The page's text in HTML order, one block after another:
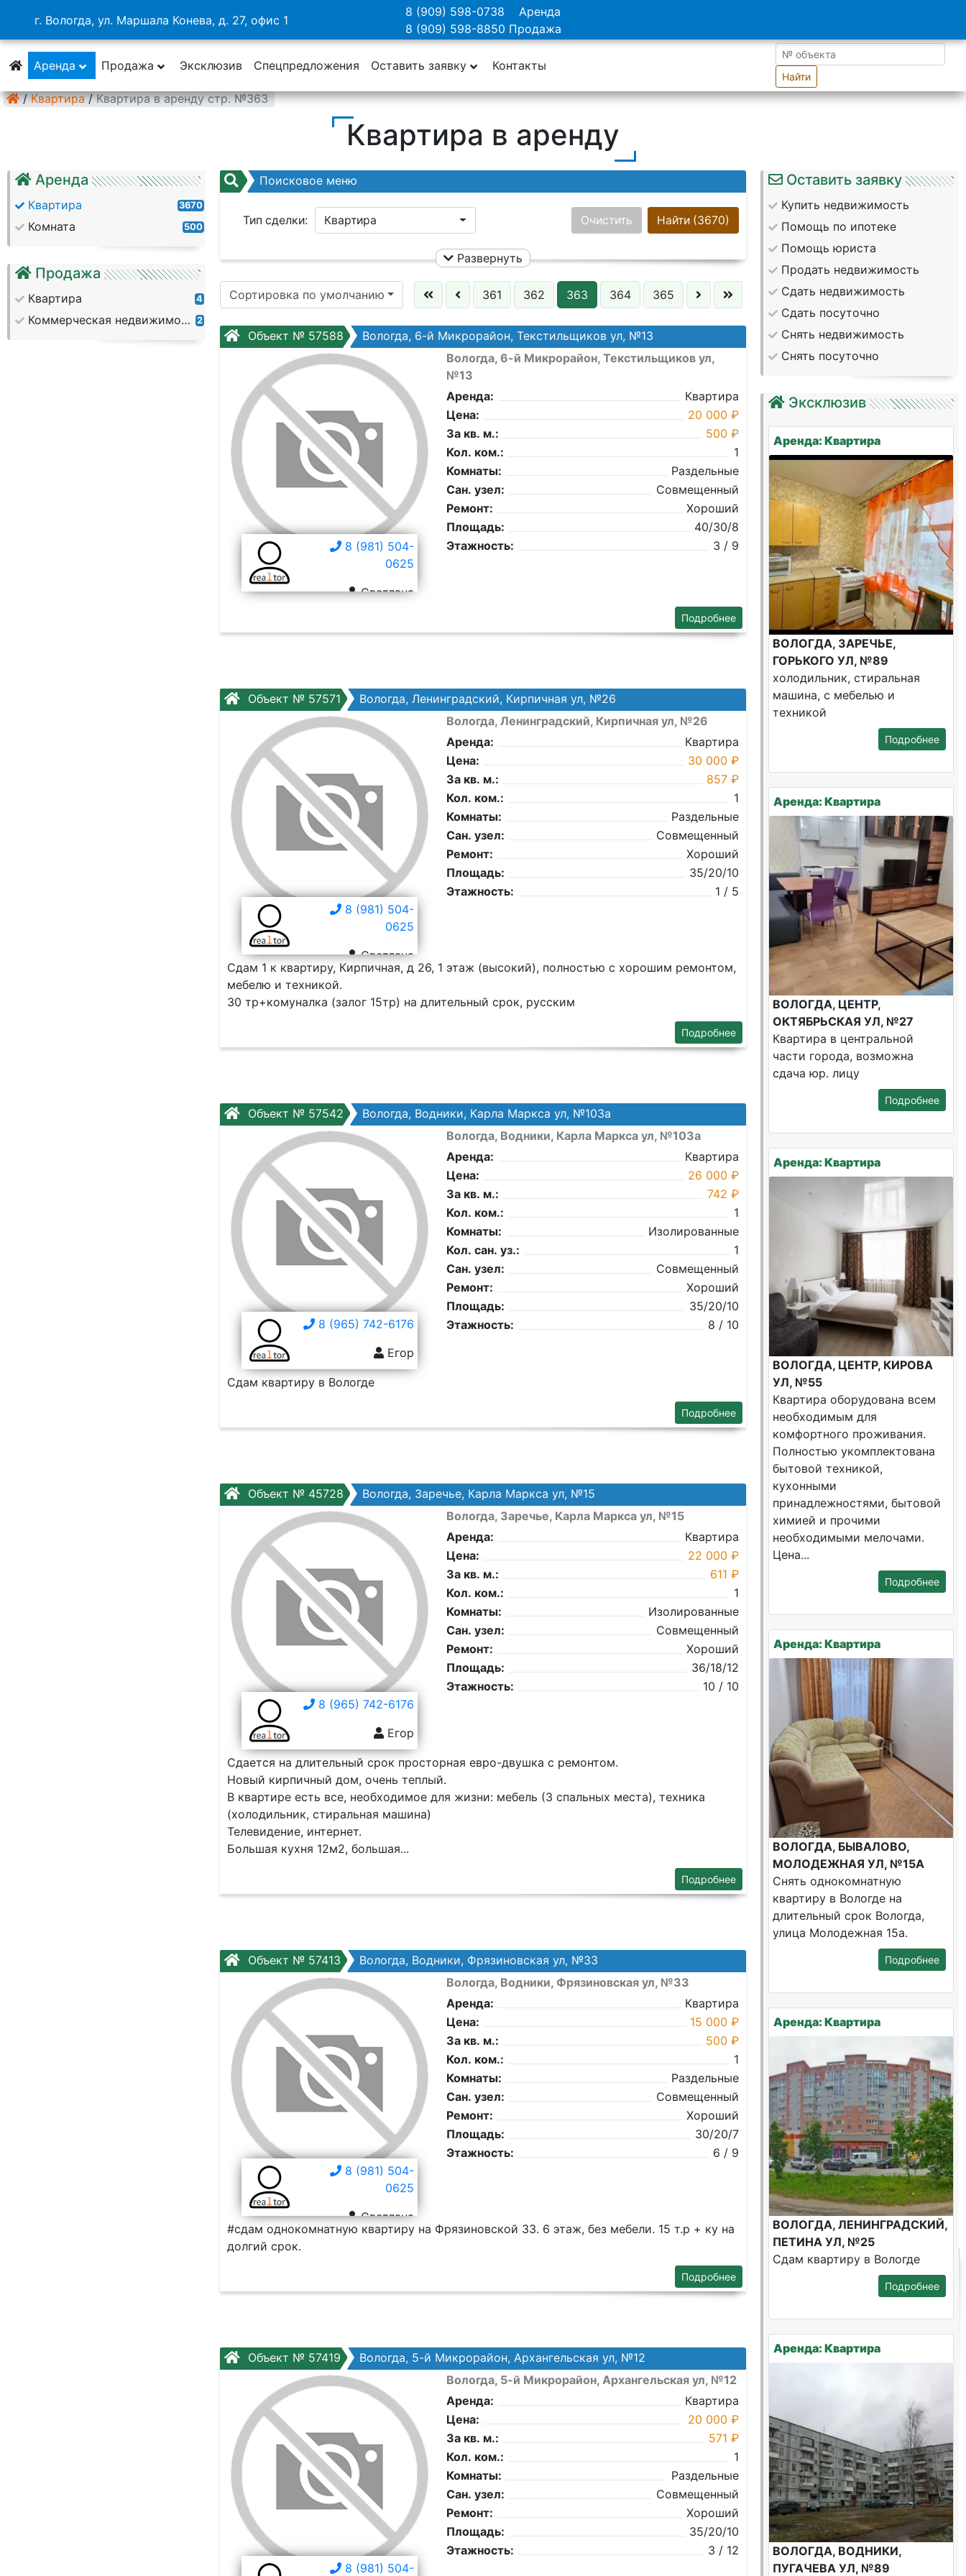
г. Вологда, ул. Маршала Конева, д. 27, офис 1
8 (909) 598-0738 Аренда
8 (909) 598-8850 Продажа
Аренда Продажа Эксклюзив Спецпредложения Оставить заявку Контакты
Найти
/ Квартира / Квартира в аренду стр. №363
Квартира в аренду
Аренда
Квартира 3670
Комната 500
Продажа
Квартира 4
Коммерческая недвижимость 2
Поисковое меню
Тип сделки: Квартира Найти (3670)
Очистить
Район: Ничего не выбрано Цена:
Кол. комнат: Этаж:
Слово:
Развернуть
Сортировка по умолчанию 361 362 363 364 365
Объект № 57588 Вологда, 6-й Микрорайон, Текстильщиков ул, №13
8 (981) 504-
0625
Светлана
Вологда, 6-й Микрорайон, Текстильщиков ул,
№13
Аренда:
Квартира
Цена:
20 000 ₽
За кв. м.:
500 ₽
Кол. ком.:
1
Комнаты:
Раздельные
Сан. узел:
Совмещенный
Ремонт:
Хороший
Площадь:
40/30/8
Этажность:
3 / 9
Подробнее
Объект № 57571 Вологда, Ленинградский, Кирпичная ул, №26
8 (981) 504-
0625
Светлана
Вологда, Ленинградский, Кирпичная ул, №26
Аренда:
Квартира
Цена:
30 000 ₽
За кв. м.:
857 ₽
Кол. ком.:
1
Комнаты:
Раздельные
Сан. узел:
Совмещенный
Ремонт:
Хороший
Площадь:
35/20/10
Этажность:
1 / 5
Сдам 1 к квартиру, Кирпичная, д 26, 1 этаж (высокий), полностью с хорошим ремонтом,
мебелю и техникой.
30 тр+комуналка (залог 15тр) на длительный срок, русским
Подробнее
Объект № 57542 Вологда, Водники, Карла Маркса ул, №103а
8 (965) 742-6176
Егор
Вологда, Водники, Карла Маркса ул, №103а
Аренда:
Квартира
Цена:
26 000 ₽
За кв. м.:
742 ₽
Кол. ком.:
1
Комнаты:
Изолированные
Кол. сан. уз.:
1
Сан. узел:
Совмещенный
Ремонт:
Хороший
Площадь:
35/20/10
Этажность:
8 / 10
Сдам квартиру в Вологде
Подробнее
Объект № 45728 Вологда, Заречье, Карла Маркса ул, №15
8 (965) 742-6176
Егор
Вологда, Заречье, Карла Маркса ул, №15
Аренда:
Квартира
Цена:
22 000 ₽
За кв. м.:
611 ₽
Кол. ком.:
1
Комнаты:
Изолированные
Сан. узел:
Совмещенный
Ремонт:
Хороший
Площадь:
36/18/12
Этажность:
10 / 10
Сдается на длительный срок просторная евро-двушка с ремонтом.
Новый кирпичный дом, очень теплый.
В квартире есть все, необходимое для жизни: мебель (3 спальных места), техника
(холодильник, стиральная машина)
Телевидение, интернет.
Большая кухня 12м2, большая...
Подробнее
Объект № 57413 Вологда, Водники, Фрязиновская ул, №33
8 (981) 504-
0625
Светлана
Вологда, Водники, Фрязиновская ул, №33
Аренда:
Квартира
Цена:
15 000 ₽
За кв. м.:
500 ₽
Кол. ком.:
1
Комнаты:
Раздельные
Сан. узел:
Совмещенный
Ремонт:
Хороший
Площадь:
30/20/7
Этажность:
6 / 9
#сдам однокомнатную квартиру на Фрязиновской 33. 6 этаж, без мебели. 15 т.р + ку на
долгий срок.
Подробнее
Объект № 57419 Вологда, 5-й Микрорайон, Архангельская ул, №12
8 (981) 504-
Вологда, 5-й Микрорайон, Архангельская ул, №12
Аренда:
Квартира
Цена:
20 000 ₽
За кв. м.:
571 ₽
Кол. ком.:
1
Комнаты:
Раздельные
Сан. узел:
Совмещенный
Ремонт:
Хороший
Площадь:
35/20/10
Этажность:
3 / 12
Оставить заявку
Купить недвижимость
Помощь по ипотеке
Помощь юриста
Продать недвижимость
Сдать недвижимость
Сдать посуточно
Снять недвижимость
Снять посуточно
Эксклюзив
Аренда: Квартира
ВОЛОГДА, ЗАРЕЧЬЕ,
ГОРЬКОГО УЛ, №89
холодильник, стиральная
машина, с мебелью и
техникой
Подробнее
Аренда: Квартира
ВОЛОГДА, ЦЕНТР,
ОКТЯБРЬСКАЯ УЛ, №27
Квартира в центральной
части города, возможна
сдача юр. лицу
Подробнее
Аренда: Квартира
ВОЛОГДА, ЦЕНТР, КИРОВА
УЛ, №55
Квартира оборудована всем
необходимым для
комфортного проживания.
Полностью укомплектована
бытовой техникой,
кухонными
принадлежностями, бытовой
химией и прочими
необходимыми мелочами.
Цена...
Подробнее
Аренда: Квартира
ВОЛОГДА, БЫВАЛОВО,
МОЛОДЕЖНАЯ УЛ, №15А
Снять однокомнатную
квартиру в Вологде на
длительный срок Вологда,
улица Молодежная 15а.
Подробнее
Аренда: Квартира
ВОЛОГДА, ЛЕНИНГРАДСКИЙ,
ПЕТИНА УЛ, №25
Сдам квартиру в Вологде
Подробнее
Аренда: Квартира
ВОЛОГДА, ВОДНИКИ,
ПУГАЧЕВА УЛ, №89